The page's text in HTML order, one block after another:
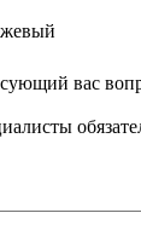
вас